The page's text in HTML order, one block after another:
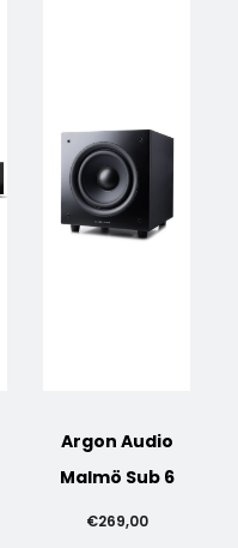
Argon Audio
Malmö Sub 6
€269,00